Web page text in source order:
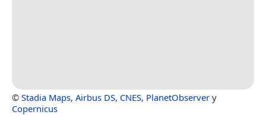
© Stadia Maps, Airbus DS, CNES, PlanetObserver y
Copernicus